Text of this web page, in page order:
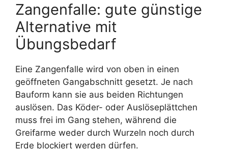
Zangenfalle: gute günstige
Alternative mit
Übungsbedarf
Eine Zangenfalle wird von oben in einen
geöffneten Gangabschnitt gesetzt. Je nach
Bauform kann sie aus beiden Richtungen
auslösen. Das Köder- oder Auslöseplättchen
muss frei im Gang stehen, während die
Greifarme weder durch Wurzeln noch durch
Erde blockiert werden dürfen.